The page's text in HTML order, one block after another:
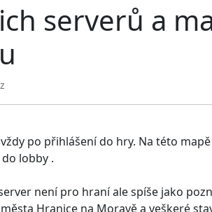
serverů a
po přihlášení do hry. Na této
lobby .
není pro hraní ale spíše jako
Hranice na Moravě a veškeré